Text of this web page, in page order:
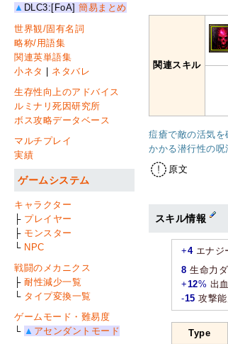
関連スキル
痘瘡で敵の活気を
かかる潜行性の
原文
スキル情報
+4エナジ
8 生命力
+12% 出
-15 攻撃能
Type
▲ DLC3:[FoA]簡易まとめ
世界観/固有名詞
略称/用語集
関連英単語集
小ネタ | ネタバレ
生存性向上のアドバイス
ルミナリ死因研究所
ボス攻略データベース
マルチプレイ
実績
ゲームシステム
キャラクター
├ プレイヤー
├ モンスター
└ NPC
戦闘のメカニクス
├耐性減少一覧
└ タイプ変換一覧
ゲームモード・難易度
└ ▲ アセンダントモード